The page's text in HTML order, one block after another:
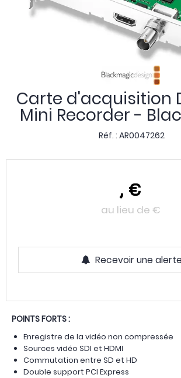
Carte d'acquisition
Mini Recorder -
Réf. : AR0047262
, €
au lieu de €
Recevoir une alerte
POINTS FORTS :
Enregistre de la vidéo non compressée
Sources vidéo SDI et HDMI
Commutation entre SD et HD
Double support PCI Express